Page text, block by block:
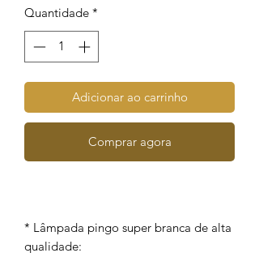
Quantidade *
Adicionar ao carrinho
Comprar agora
* Lâmpada pingo super branca de alta
qualidade: